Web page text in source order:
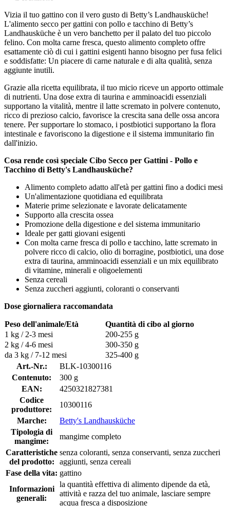
Vizia il tuo gattino con il vero gusto di Betty’s Landhausküche!
L'alimento secco per gattini con pollo e tacchino di Betty’s
Landhausküche è un vero banchetto per il palato del tuo piccolo
felino. Con molta carne fresca, questo alimento completo offre
esattamente ciò di cui i gattini esigenti hanno bisogno per fusa felici
e soddisfatte: Un piacere di carne naturale e di alta qualità, senza
aggiunte inutili.
Grazie alla ricetta equilibrata, il tuo micio riceve un apporto ottimale
di nutrienti. Una dose extra di taurina e amminoacidi essenziali
supportano la vitalità, mentre il latte scremato in polvere contenuto,
ricco di prezioso calcio, favorisce la crescita sana delle ossa ancora
tenere. Per supportare lo stomaco, i postbiotici supportano la flora
intestinale e favoriscono la digestione e il sistema immunitario fin
dall'inizio.
Cosa rende così speciale Cibo Secco per Gattini - Pollo e
Tacchino di Betty's Landhausküche?
Alimento completo adatto all'età per gattini fino a dodici mesi
Un'alimentazione quotidiana ed equilibrata
Materie prime selezionate e lavorate delicatamente
Supporto alla crescita ossea
Promozione della digestione e del sistema immunitario
Ideale per gatti giovani esigenti
Con molta carne fresca di pollo e tacchino, latte scremato in
polvere ricco di calcio, olio di borragine, postbiotici, una dose
extra di taurina, amminoacidi essenziali e un mix equilibrato
di vitamine, minerali e oligoelementi
Senza cereali
Senza zuccheri aggiunti, coloranti o conservanti
Dose giornaliera raccomandata
Peso dell'animale/Età
Quantità di cibo al giorno
1 kg / 2-3 mesi
200-255 g
2 kg / 4-6 mesi
300-350 g
da 3 kg / 7-12 mesi
325-400 g
Art.-Nr.:
BLK-10300116
Contenuto:
300 g
EAN:
4250321827381
Codice
produttore:
10300116
Marche:
Betty's Landhausküche
Tipologia di
mangime:
mangime completo
Caratteristiche
del prodotto:
senza coloranti, senza conservanti, senza zuccheri
aggiunti, senza cereali
Fase della vita: gattino
Informazioni
generali:
la quantità effettiva di alimento dipende da età,
attività e razza del tuo animale, lasciare sempre
acqua fresca a disposizione